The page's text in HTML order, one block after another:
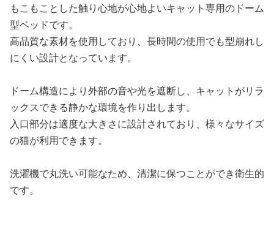
もこもことした触り心地が心地よいキャット専用のドーム
型ベッドです。
高品質な素材を使用しており、長時間の使用でも型崩れし
にくい設計となっています。
ドーム構造により外部の音や光を遮断し、キャットがリラ
ックスできる静かな環境を作り出します。
入口部分は適度な大きさに設計されており、様々なサイズ
の猫が利用できます。
洗濯機で丸洗い可能なため、清潔に保つことができ衛生的
です。